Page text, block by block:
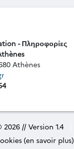
- Πληροφορίες
Athènes
2026 // Version 1.4
(en savoir plus)